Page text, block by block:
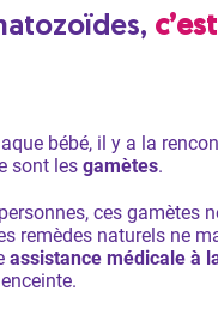
bébé, il y a la
sont les gamètes.
ces gamètes
remèdes naturels ne
assistance médicale à